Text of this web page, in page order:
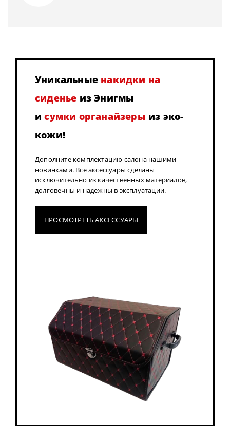
Уникальные накидки на
сиденье из Энигмы
исумки органайзеры из эко-
кожи!
Дополните комплектацию салона нашими
новинками. Все аксессуары сделаны
исключительно из качественных материалов,
долговечны и надежны в эксплуатации.
ПРОСМОТРЕТЬ АКСЕССУАРЫ